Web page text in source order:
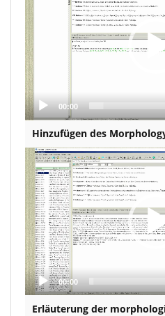
00:00
Hinzufügen des
Video
Player
00:00
Erläuterung der